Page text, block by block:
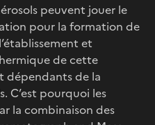
peuvent jouer le
pour la formation de
et
de cette
dépendants de la
C’est pourquoi les
la combinaison des